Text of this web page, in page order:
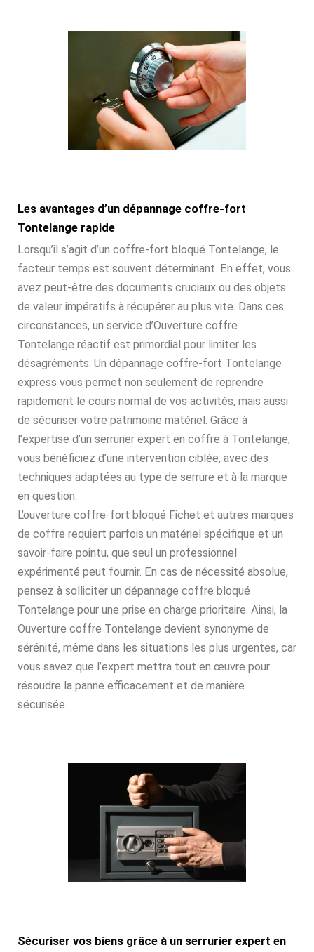
Les avantages d’un dépannage coffre-fort
Tontelange rapide
Lorsqu’il s’agit d’un coffre-fort bloqué Tontelange, le
facteur temps est souvent déterminant. En effet, vous
avez peut-être des documents cruciaux ou des objets
de valeur impératifs à récupérer au plus vite. Dans ces
circonstances, un service d’Ouverture coffre
Tontelange réactif est primordial pour limiter les
désagréments. Un dépannage coffre-fort Tontelange
express vous permet non seulement de reprendre
rapidement le cours normal de vos activités, mais aussi
de sécuriser votre patrimoine matériel. Grâce à
l’expertise d’un serrurier expert en coffre à Tontelange,
vous bénéficiez d’une intervention ciblée, avec des
techniques adaptées au type de serrure et à la marque
en question.
L’ouverture coffre-fort bloqué Fichet et autres marques
de coffre requiert parfois un matériel spécifique et un
savoir-faire pointu, que seul un professionnel
expérimenté peut fournir. En cas de nécessité absolue,
pensez à solliciter un dépannage coffre bloqué
Tontelange pour une prise en charge prioritaire. Ainsi, la
Ouverture coffre Tontelange devient synonyme de
sérénité, même dans les situations les plus urgentes, car
vous savez que l’expert mettra tout en œuvre pour
résoudre la panne efficacement et de manière
sécurisée.
Sécuriser vos biens grâce à un serrurier expert en